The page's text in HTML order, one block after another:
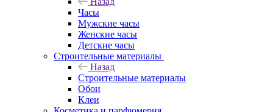
Часы
Мужские часы
Женские часы
Детские часы
Строительные материалы
Назад
Строительные материалы
Обои
Клеи